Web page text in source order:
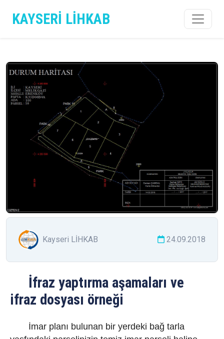
KAYSERİ LİHKAB
Kayseri LİHKAB 24.09.2018
İfraz yaptırma aşamaları ve
ifraz dosyası örneği
İmar planı bulunan bir yerdeki bağ tarla